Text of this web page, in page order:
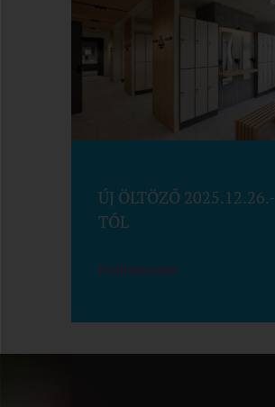
ÚJ ÖLTÖZŐ 2025.12.26.-
TÓL
Podrobnosti